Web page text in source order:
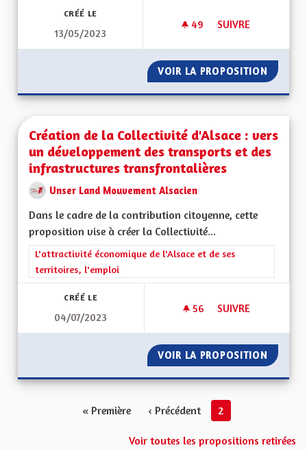
CRÉÉ LE
13/05/2023
49 49 ABONNÉS
SUIVRE
VOIR LA PROPOSITION
Création de la Collectivité d'Alsace : vers
un développement des transports et des
infrastructures transfrontalières
Unser Land Mouvement Alsacien
Dans le cadre de la contribution citoyenne, cette
proposition vise à créer la Collectivité...
Filtrer les résultats de la catégorie : L'attractivité
L'attractivité économique de l'Alsace et de ses
territoires, l'emploi
CRÉÉ LE
04/07/2023
56 56 ABONNÉS
SUIVRE
VOIR LA PROPOSITION
« Première ‹ Précédent 2
Voir toutes les propositions retirées